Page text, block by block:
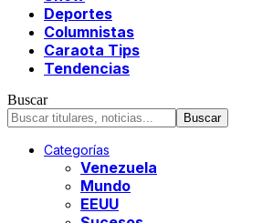
Deportes
Columnistas
Caraota Tips
Tendencias
Buscar
Categorías
Venezuela
Mundo
EEUU